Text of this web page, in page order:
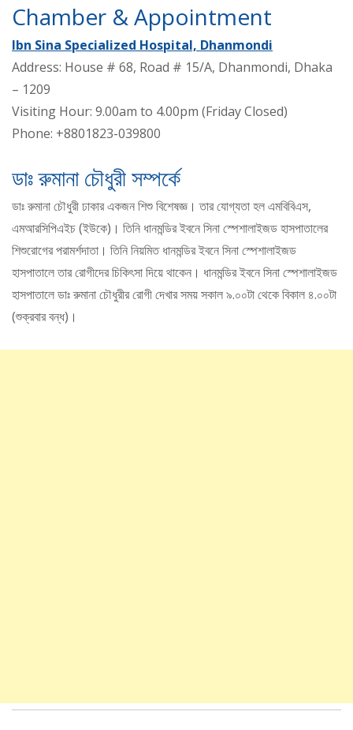
Chamber & Appointment
Ibn Sina Specialized Hospital, Dhanmondi
Address: House # 68, Road # 15/A, Dhanmondi, Dhaka
– 1209
Visiting Hour: 9.00am to 4.00pm (Friday Closed)
Phone: +8801823-039800
ডাঃ রুমানা চৌধুরী সম্পর্কে
ডাঃ রুমানা চৌধুরী ঢাকার একজন শিশু বিশেষজ্ঞ। তার যোগ্যতা হল এমবিবিএস,
এমআরসিপিএইচ (ইউকে)। তিনি ধানমন্ডির ইবনে সিনা স্পেশালাইজড হাসপাতালের
শিশুরোগের পরামর্শদাতা। তিনি নিয়মিত ধানমন্ডির ইবনে সিনা স্পেশালাইজড
হাসপাতালে তার রোগীদের চিকিৎসা দিয়ে থাকেন। ধানমন্ডির ইবনে সিনা স্পেশালাইজড
হাসপাতালে ডাঃ রুমানা চৌধুরীর রোগী দেখার সময় সকাল ৯.০০টা থেকে বিকাল ৪.০০টা
(শুক্রবার বন্ধ)।